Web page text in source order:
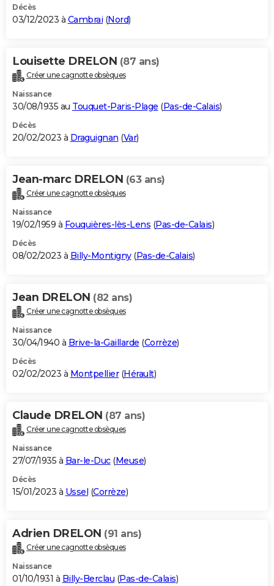
Décès
03/12/2023 à Cambrai (Nord)
Louisette DRELON (87 ans)
Créer une cagnotte obsèques
Naissance
30/08/1935 au Touquet-Paris-Plage (Pas-de-Calais)
Décès
20/02/2023 à Draguignan (Var)
Jean-marc DRELON (63 ans)
Créer une cagnotte obsèques
Naissance
19/02/1959 à Fouquières-lès-Lens (Pas-de-Calais)
Décès
08/02/2023 à Billy-Montigny(Pas-de-Calais)
Jean DRELON (82 ans)
Créer une cagnotte obsèques
Naissance
30/04/1940 à Brive-la-Gaillarde (Corrèze)
Décès
02/02/2023 à Montpellier(Hérault)
Claude DRELON (87 ans)
Créer une cagnotte obsèques
Naissance
27/07/1935 à Bar-le-Duc(Meuse)
Décès
15/01/2023 à Ussel (Corrèze)
Adrien DRELON (91 ans)
Créer une cagnotte obsèques
Naissance
01/10/1931 à Billy-Berclau (Pas-de-Calais)